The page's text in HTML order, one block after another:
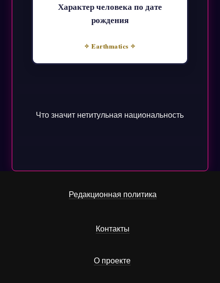
Характер человека по дате
рождения
✧ Earthmatics ✧
Что значит нетитульная национальность
Редакционная политика
Контакты
О проекте